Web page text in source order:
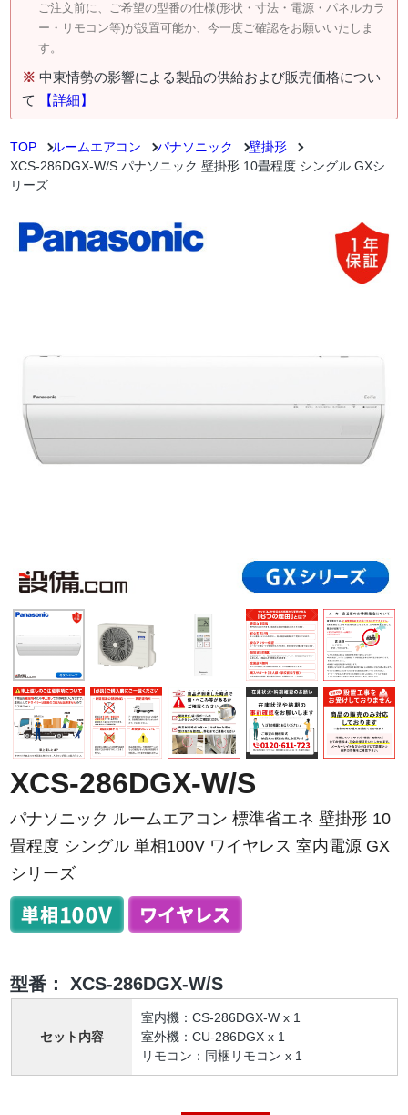
ご注文前に、ご希望の型番の仕様(形状・寸法・電源・パネルカラ
ー・リモコン等)が設置可能か、今一度ご確認をお願いいたしま
す。
※ 中東情勢の影響による製品の供給および販売価格につい
て
【詳細】
TOP ルームエアコン パナソニック
壁掛形
XCS-286DGX-W/S パナソニック 壁掛形 10畳程度 シングル GXシ
リーズ
XCS-286DGX-W/S
パナソニック ルームエアコン 標準省エネ 壁掛形 10
畳程度 シングル 単相100V ワイヤレス 室内電源 GX
シリーズ
型番： XCS-286DGX-W/S
セット内容
室内機：CS-286DGX-W x 1
室外機：CU-286DGX x 1
リモコン：同梱リモコン x 1